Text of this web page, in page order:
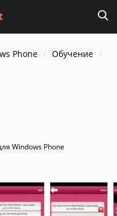
Phone
Обучение
Windows Phone